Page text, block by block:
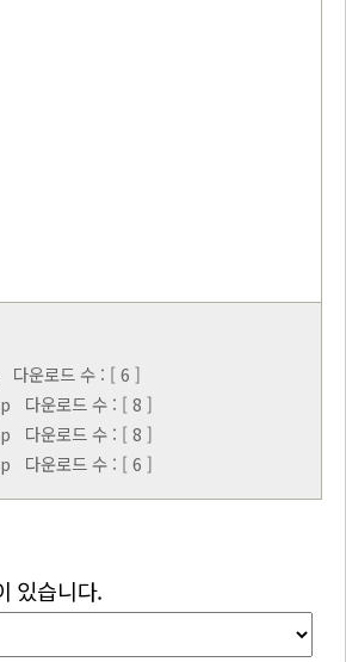
다운로드 수 : [ 6 ]
다운로드 수 : [ 8 ]
다운로드 수 : [ 8 ]
다운로드 수 : [ 6 ]
있습니다.